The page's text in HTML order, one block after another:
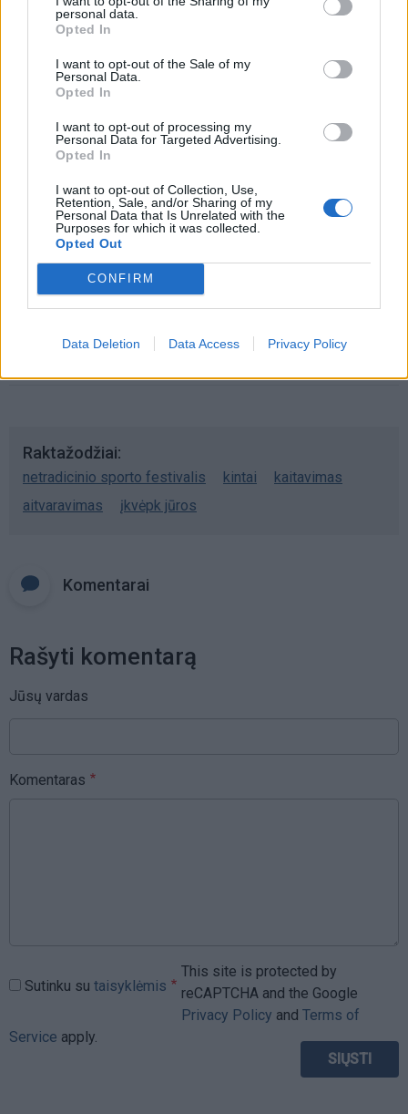
personal data.
Opted In
I want to opt-out of the Sale of my
Personal Data.
Opted In
I want to opt-out of processing my
Personal Data for Targeted Advertising.
Opted In
I want to opt-out of Collection, Use,
Retention, Sale, and/or Sharing of my
Personal Data that Is Unrelated with the
Purposes for which it was collected.
Opted Out
CONFIRM
Data Deletion Data Access Privacy Policy
Šiuo metu skaitomiausi
liga, o viena dažna klaida
Rekordiškai nusekęs Dunojus
atidengė II pasaulinio karo laikų
Magnetinė audra rugpjūčio 8 dieną:
kokia jos galia
Raktažodžiai
netradicinio sporto festivalis kintai
kaitavimas
aitvaravimas
įkvėpk jūros
Komentarai
Rašyti komentarą
Jūsų vardas
Komentaras
Sutinku su taisyklėmis
This site is protected by
reCAPTCHA and the Google
Privacy Policy and Terms of
Service apply.